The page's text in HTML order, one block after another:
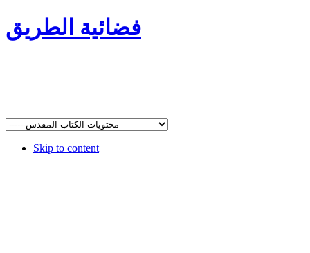
فضائية الطريق
Skip to content